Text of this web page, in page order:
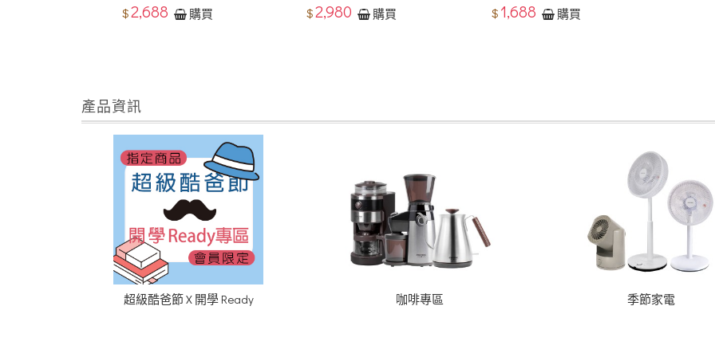
$2,688 購買 $2,980 購買 $ 1,688 購買
產品資訊
超級酷爸節 X 開學 Ready 咖啡專區 季節家電